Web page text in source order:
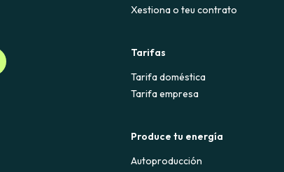
Xestiona o teu contrato
Tarifas
Tarifa doméstica
Tarifa empresa
Produce tu energía
Autoproducción